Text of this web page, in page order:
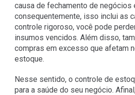
causa de fechamento de negócios
consequentemente, isso inclui as
controle rigoroso, você pode
insumos vencidos. Além disso,
compras em excesso que afetam
estoque.
Nesse sentido, o controle de
para a saúde do seu negócio.